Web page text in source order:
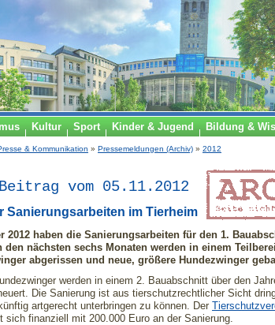
Kultur Sport Kinder & Jugend Bildung &
& Kommunikation » Pressemeldungen (Archiv) » 2012
vom 05.11.2012
Sanierungsarbeiten im Tierheim
2012 haben die Sanierungsarbeiten für den 1.
den nächsten sechs Monaten werden in einem
abgerissen und neue, größere Hundezwinger
werden in einem 2. Bauabschnitt über den
Die Sanierung ist aus tierschutzrechtlicher Sicht
artgerecht unterbringen zu können. Der
sich finanziell mit 200.000 Euro an der Sanierung.